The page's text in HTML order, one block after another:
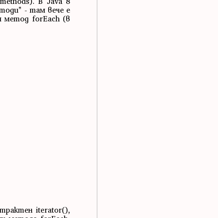
- там вече е
метод forEach (в
iterator(),